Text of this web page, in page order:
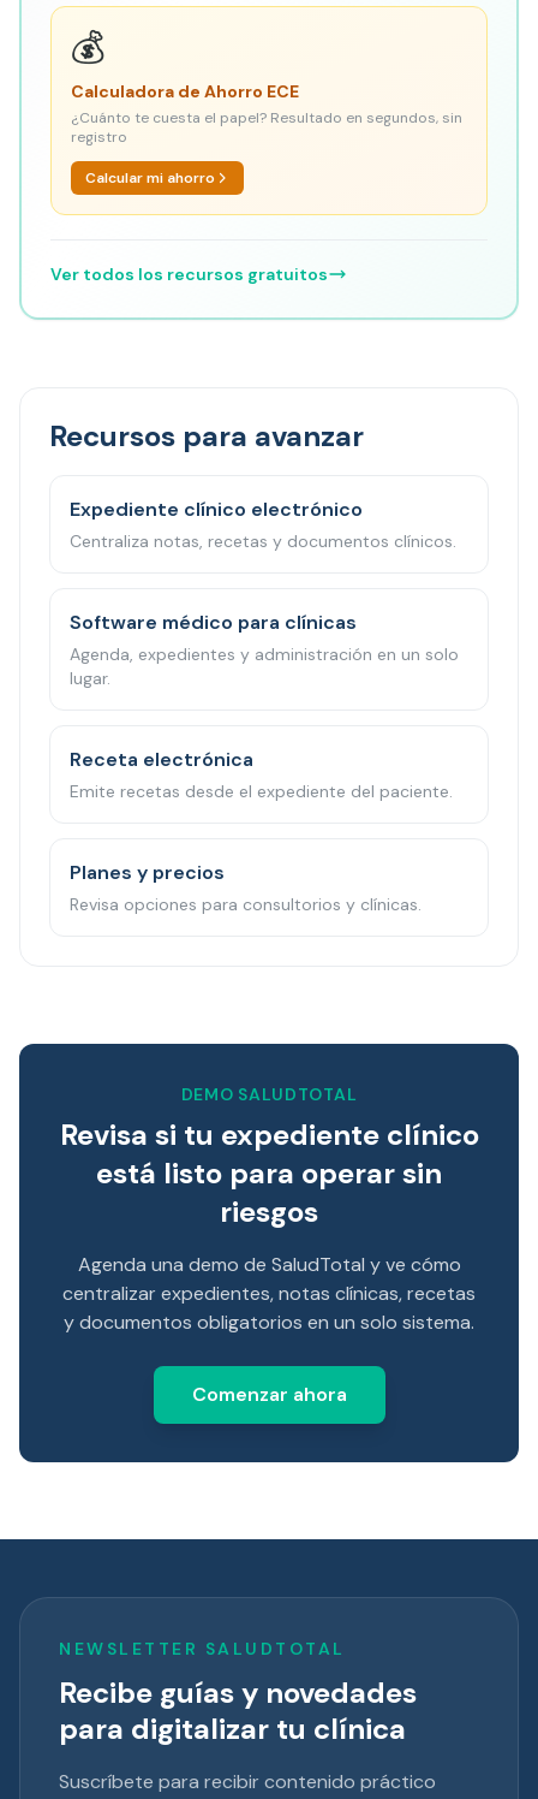
💰
Calculadora de Ahorro ECE
¿Cuánto te cuesta el papel? Resultado en segundos, sin
registro
Calcular mi ahorro
Ver todos los recursos gratuitos
Recursos para avanzar
Expediente clínico electrónico
Centraliza notas, recetas y documentos clínicos.
Software médico para clínicas
Agenda, expedientes y administración en un solo
lugar.
Receta electrónica
Emite recetas desde el expediente del paciente.
Planes y precios
Revisa opciones para consultorios y clínicas.
DEMO SALUDTOTAL
Revisa si tu expediente clínico
está listo para operar sin
riesgos
Agenda una demo de SaludTotal y ve cómo
centralizar expedientes, notas clínicas, recetas
y documentos obligatorios en un solo sistema.
Comenzar ahora
NEWSLETTER SALUDTOTAL
Recibe guías y novedades
para digitalizar tu clínica
Suscríbete para recibir contenido práctico